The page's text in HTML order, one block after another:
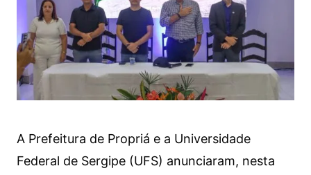
A Prefeitura de Propriá e a Universidade
Federal de Sergipe (UFS) anunciaram, nesta